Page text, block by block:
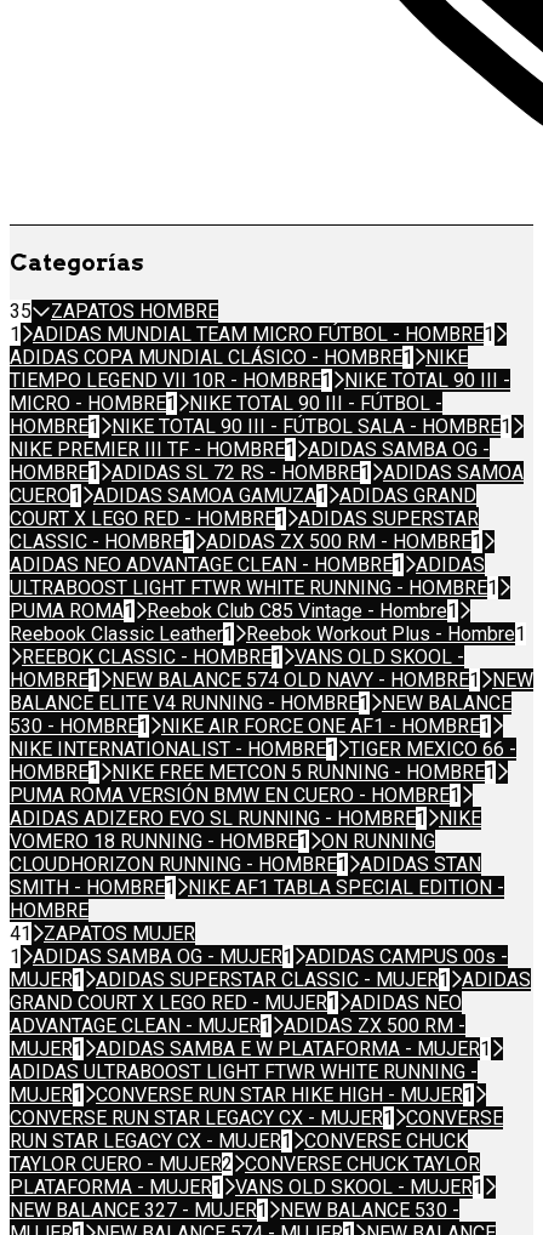
Categorías
35
ZAPATOS HOMBRE
1
ADIDAS MUNDIAL TEAM MICRO FÚTBOL - HOMBRE1
ADIDAS COPA MUNDIAL CLÁSICO - HOMBRE1
NIKE
TIEMPO LEGEND VII 10R - HOMBRE1
NIKE TOTAL 90 III -
MICRO - HOMBRE1
NIKE TOTAL 90 III - FÚTBOL -
HOMBRE1 NIKE TOTAL 90 III - FÚTBOL SALA - HOMBRE1
NIKE PREMIER III TF - HOMBRE1
ADIDAS SAMBA OG -
HOMBRE1 ADIDAS SL 72 RS - HOMBRE1
ADIDAS SAMOA
CUERO1 ADIDAS SAMOA GAMUZA1
ADIDAS GRAND
COURT X LEGO RED - HOMBRE1
ADIDAS SUPERSTAR
CLASSIC - HOMBRE1 ADIDAS ZX 500 RM - HOMBRE1
ADIDAS NEO ADVANTAGE CLEAN - HOMBRE1
ADIDAS
ULTRABOOST LIGHT FTWR WHITE RUNNING - HOMBRE1
PUMA ROMA1 Reebok Club C85 Vintage - Hombre1
Reebook Classic Leather1 Reebok Workout Plus - Hombre1
REEBOK CLASSIC - HOMBRE1
VANS OLD SKOOL -
HOMBRE1 NEW BALANCE 574 OLD NAVY - HOMBRE1
NEW
BALANCE ELITE V4 RUNNING - HOMBRE1
NEW BALANCE
530 - HOMBRE1 NIKE AIR FORCE ONE AF1 - HOMBRE1
NIKE INTERNATIONALIST - HOMBRE1
TIGER MEXICO 66 -
HOMBRE1 NIKE FREE METCON 5 RUNNING - HOMBRE1
PUMA ROMA VERSIÓN BMW EN CUERO - HOMBRE1
ADIDAS ADIZERO EVO SL RUNNING - HOMBRE1
NIKE
VOMERO 18 RUNNING - HOMBRE1
ON RUNNING
CLOUDHORIZON RUNNING - HOMBRE1
ADIDAS STAN
SMITH - HOMBRE1
NIKE AF1 TABLA SPECIAL EDITION -
HOMBRE
41
ZAPATOS MUJER
1
ADIDAS SAMBA OG - MUJER1
ADIDAS CAMPUS 00s -
MUJER1 ADIDAS SUPERSTAR CLASSIC - MUJER1
ADIDAS
GRAND COURT X LEGO RED - MUJER1
ADIDAS NEO
ADVANTAGE CLEAN - MUJER1
ADIDAS ZX 500 RM -
MUJER1 ADIDAS SAMBA E W PLATAFORMA - MUJER1
ADIDAS ULTRABOOST LIGHT FTWR WHITE RUNNING -
MUJER1 CONVERSE RUN STAR HIKE HIGH - MUJER1
CONVERSE RUN STAR LEGACY CX - MUJER1
CONVERSE
RUN STAR LEGACY CX - MUJER1
CONVERSE CHUCK
TAYLOR CUERO - MUJER2 CONVERSE CHUCK TAYLOR
PLATAFORMA - MUJER1 VANS OLD SKOOL - MUJER1
NEW BALANCE 327 - MUJER1
NEW BALANCE 530 -